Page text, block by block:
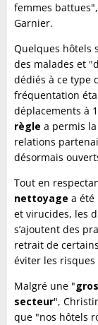
femmes
Garnier.
Quelques hôtels
des malades et
dédiés à ce type
fréquentation
déplacements à
règle a permis
relations
désormais
Tout en
nettoyage a été
et virucides, les
s’ajoutent des
retrait de
éviter les risques
Malgré une "
secteur",
que "nos hôtels